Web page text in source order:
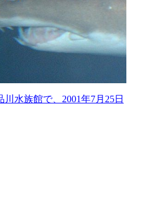
水族館で、2001年7月25日